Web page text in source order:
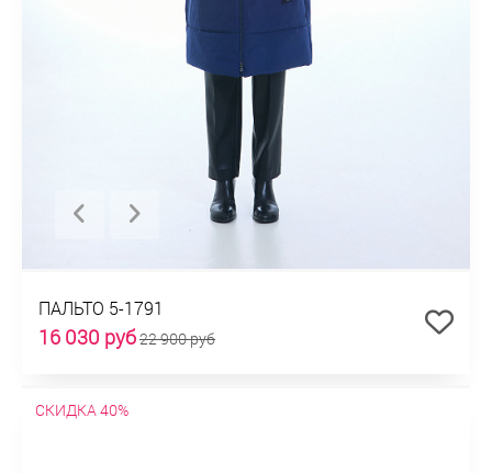
ПАЛЬТО 5-1791
16 030 руб22 900 руб
СКИДКА 40%